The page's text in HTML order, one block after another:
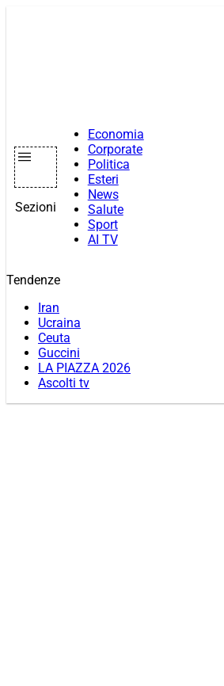
Sezioni
Economia
Corporate
Politica
Esteri
News
Salute
Sport
AI TV
Tendenze
Iran
Ucraina
Ceuta
Guccini
LA PIAZZA 2026
Ascolti tv